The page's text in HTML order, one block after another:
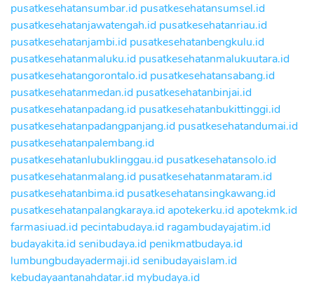
pusatkesehatansumbar.id pusatkesehatansumsel.id
pusatkesehatanjawatengah.id pusatkesehatanriau.id
pusatkesehatanjambi.id pusatkesehatanbengkulu.id
pusatkesehatanmaluku.id pusatkesehatanmalukuutara.id
pusatkesehatangorontalo.id pusatkesehatansabang.id
pusatkesehatanmedan.id pusatkesehatanbinjai.id
pusatkesehatanpadang.id pusatkesehatanbukittinggi.id
pusatkesehatanpadangpanjang.id pusatkesehatandumai.id
pusatkesehatanpalembang.id
pusatkesehatanlubuklinggau.id pusatkesehatansolo.id
pusatkesehatanmalang.id pusatkesehatanmataram.id
pusatkesehatanbima.id pusatkesehatansingkawang.id
pusatkesehatanpalangkaraya.id apotekerku.id apotekmk.id
farmasiuad.id pecintabudaya.id ragambudayajatim.id
budayakita.idsenibudaya.id penikmatbudaya.id
lumbungbudayadermaji.idsenibudayaislam.id
kebudayaantanahdatar.id mybudaya.id